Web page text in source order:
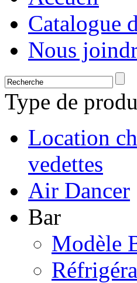
Catalogue
Nous
Type de
Location
vedettes
Air Dancer
Bar
Modèle